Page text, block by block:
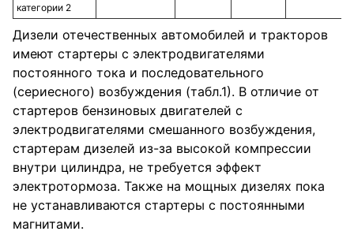
категории 2
Дизели отечественных автомобилей и тракторов
имеют стартеры с электродвигателями
постоянного тока и последовательного
(сериесного) возбуждения (табл.1). В отличие от
стартеров бензиновых двигателей с
электродвигателями смешанного возбуждения,
стартерам дизелей из-за высокой компрессии
внутри цилиндра, не требуется эффект
электротормоза. Также на мощных дизелях пока
не устанавливаются стартеры с постоянными
магнитами.